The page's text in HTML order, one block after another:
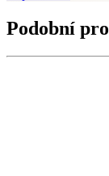
Podobní